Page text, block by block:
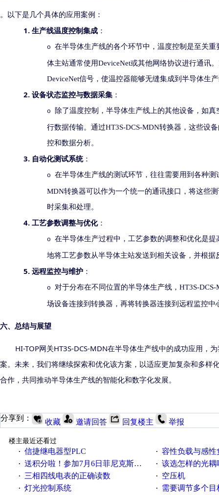
。以下是几个具体的应用案例：
1. 生产线温度控制集成 ：
o 在半导体生产线的各个环节中，温度控制是至关重
体主站通常使用DeviceNet或其他网络协议进行通讯。
DeviceNet信号，使温控器能够无缝集成到半导体生
2. 设备状态监控与数据采集 ：
o 除了温度控制，半导体生产线上的其他设备，如真
行数据传输。通过HT3S-DCS-MDN转换器，这些设
控和数据分析。
3. 自动化测试系统：
o 在半导体生产线的测试环节，往往需要用到各种
MDN转换器可以作为一个统一的通讯接口，将这些
时采集和处理。
4. 工艺参数调整与优化：
o 在半导体生产过程中，工艺参数的调整和优化是
地将工艺参数从半导体主站发送到相关设备，并根
5. 远程监控与维护 ：
o 对于分布在不同位置的半导体生产线， HT3S-DCS-
场设备连接到转换器，再将转换器连接到远程监控
六、总结与展望
HI-TOP网关HT3S-DCS-MDN在半导体生产线中的成功应用，
案。未来，我们将继续探索和优化该方案，以适应更加复杂和多
合作，共同推动半导体生产线的智能化和数字化发展。
分享到： 收藏 邀请回答 回复楼主 举报
楼主最近还看过
· 信捷继电器型PLC · 容性负载与感性负
· 送积分啦！参加7月6日菲尼克斯在线研讨会即得 · 该选怎样的光耦
· 三相四线电表的正确读数 · 空压机
· 灯光控制系统 · 需要调节多个目标